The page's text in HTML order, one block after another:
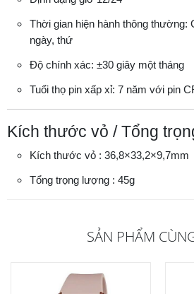
Thời gian hiện hành thông thường:
ngày, thứ
Độ chính xác: ±30 giây một tháng
Tuổi thọ pin xấp xỉ: 7 năm với pin
Kích thước vỏ / Tổng
Kích thước vỏ : 36,8×33,2×9,7mm
Tổng trọng lượng : 45g
SẢN PHẨM